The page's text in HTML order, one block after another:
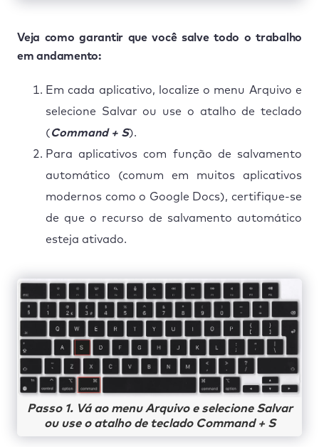
Veja como garantir que você salve todo o trabalho
em andamento:
Em cada aplicativo, localize o menu Arquivo e
selecione Salvar ou use o atalho de teclado
(Command + S).
Para aplicativos com função de salvamento
automático (comum em muitos aplicativos
modernos como o Google Docs), certifique-se
de que o recurso de salvamento automático
esteja ativado.
Passo 1. Vá ao menu Arquivo e selecione Salvar
ou use o atalho de teclado Command + S